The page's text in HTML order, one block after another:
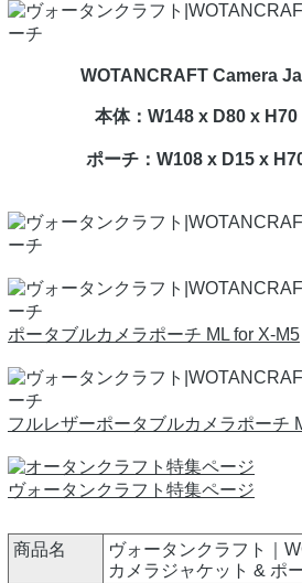
WOTANCRAFT Camera
本体：W148 x D80 x
ポーチ：W108 x D15 x
ポータブルカメラポーチ ML for X-M5
フルレザーポータブルカメラポーチ
ヴォータンクラフト特集ページ
商品名
ヴォータンクラフト｜
カメラジャケット & ポ